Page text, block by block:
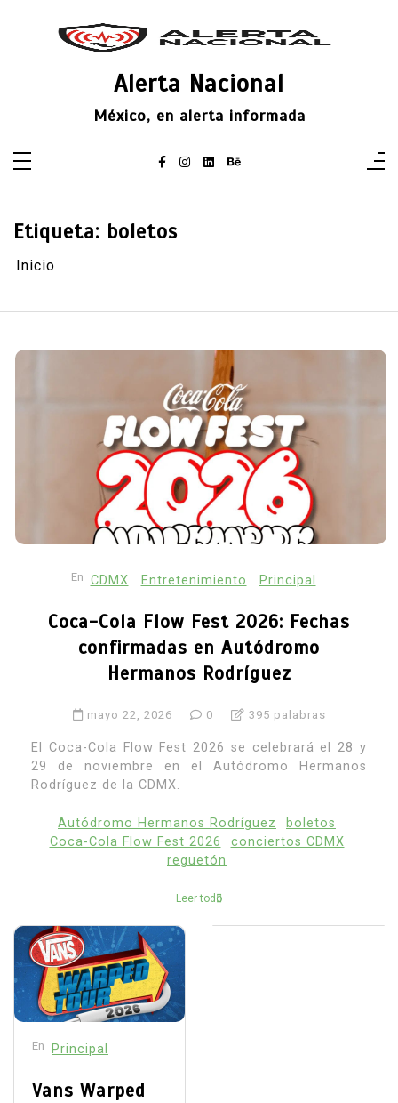
Alerta Nacional
México, en alerta informada
Etiqueta: boletos
Inicio
En CDMX Entretenimiento Principal
Coca-Cola Flow Fest 2026: Fechas
confirmadas en Autódromo
Hermanos Rodríguez
mayo 22, 2026 0 395 palabras
El Coca-Cola Flow Fest 2026 se celebrará el 28 y
29 de noviembre en el Autódromo Hermanos
Rodríguez de la CDMX.
Autódromo Hermanos Rodríguez
boletos
Coca-Cola Flow Fest 2026
conciertos CDMX
reguetón
Leer todo
En Principal
Vans Warped